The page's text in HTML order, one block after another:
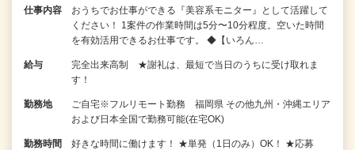
仕事内容
おうちでお仕事ができる『美容系モニター』として活躍して
ください！ 1案件の作業時間は5分〜10分程度。空いた時間
を有効活用できるお仕事です。 ◆【いろん…
給与
完全出来高制 ★謝礼は、最短で当日のうちに受け取れま
す！
勤務地
ご自宅※フルリモート勤務 福岡県 その他九州・沖縄エリア
および日本全国で勤務可能(在宅OK)
勤務時間
好きな時間に働けます！ ★単発（1日のみ）OK！ ★応募